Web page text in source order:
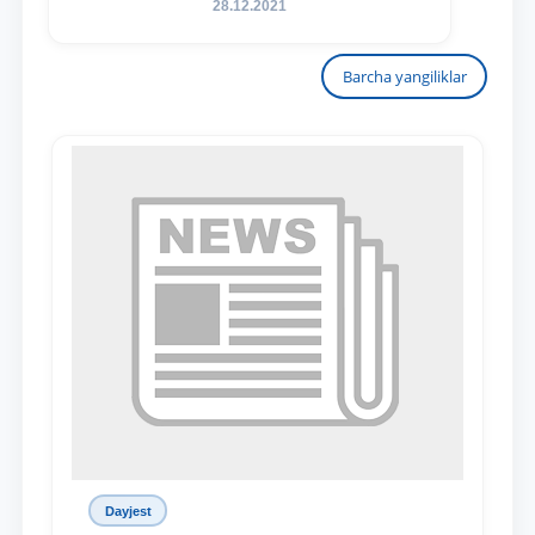
28.12.2021
Barcha yangiliklar
Dayjest